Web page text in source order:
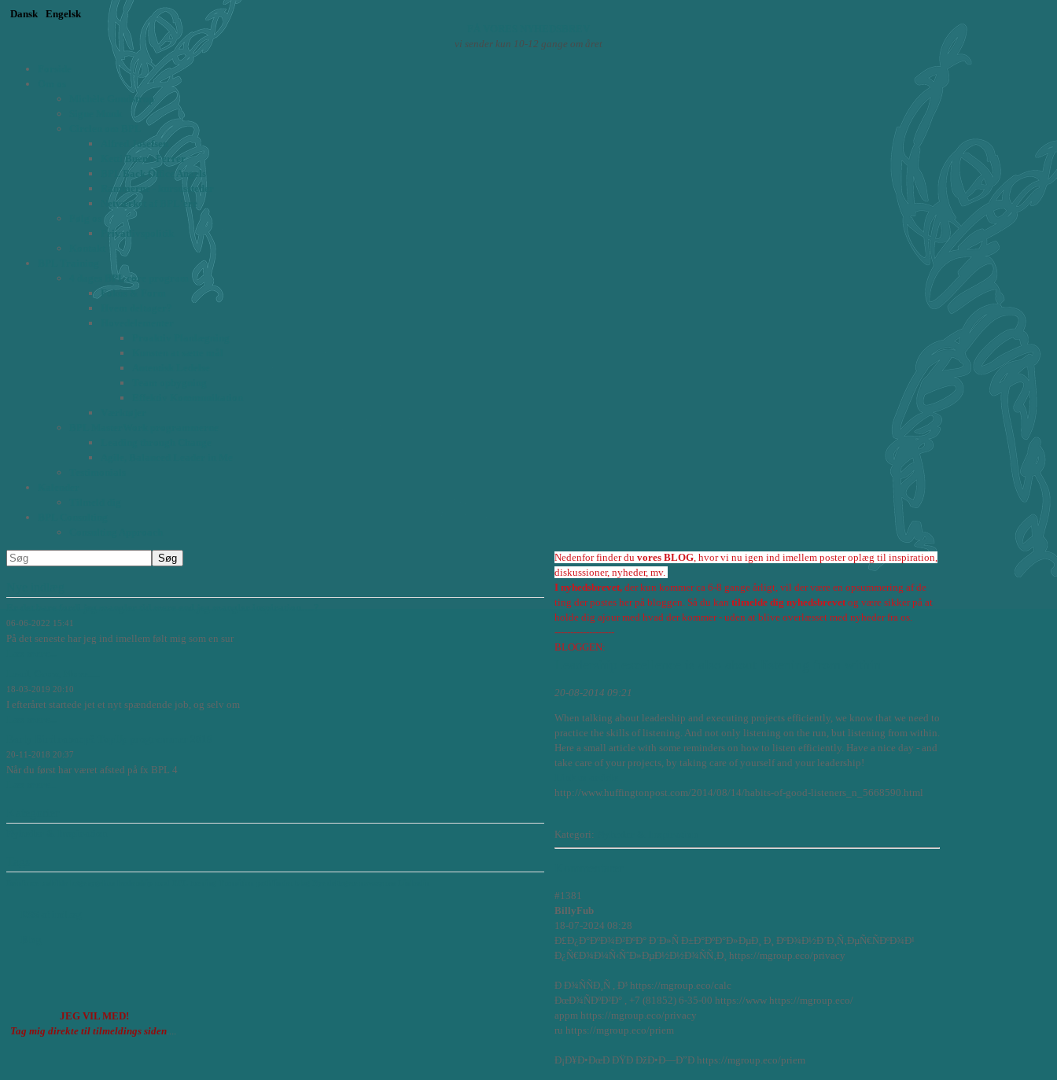
Dansk
Engelsk
vi sender kun 10-12 gange om året
Michèle Gundstrup
Alfred Josefsen
Ketti Bueno Ferrer
BPL Back Office Angels
Rammerne - kursussteder
Netværket af BPL'ere
Privatlivspolitik
4 dages BPL core program
Fokus & Form
06-06-2022 15:41
På det seneste har jeg ind imellem følt mig som en sur
18-03-2019 20:10
I efteråret startede jet et nyt spændende job, og selv om
20-11-2018 20:37
Når du først har været afsted på fx BPL 4
JEG VIL MED!
Tag mig direkte til tilmeldings siden....
Nedenfor finder du vores BLOG, hvor vi nu igen ind imellem poster oplæg til inspiration,
diskussioner, nyheder, mv.
I nyhedsbrevet, der kun kommer ca 6-8 gange årligt, vil der være en opsummering af de
ting der postes her på bloggen. Så du kan tilmelde dig nyhedsbrevetog være sikker på at
holde dig ajour med hvad der kommer - uden at blive overlæsset med nyheder fra os.
-------------------
BLOGGEN:
20-08-2014 09:21
When talking about leadership and executing projects efficiently, we know that we need to
practice the skills of listening. And not only listening on the run, but listening from within.
Here a small article with some reminders on how to listen efficiently. Have a nice day - and
take care of your projects, by taking care of yourself and your leadership!
http://www.huffingtonpost.com/2014/08/14/habits-of-good-listeners_n_5668590.html
Kategori:
#1381
BillyFub
18-07-2024 08:28
Ð£Ð¿Ð°ÐºÐ¾Ð²ÐºÐ° Ð´Ð»Ñ Ð±Ð°ÐºÐ°Ð»ÐµÐ¸ Ð¸ ÐºÐ¾Ð½Ð´Ð¸Ñ‚ÐµÑ€ÑÐºÐ¾Ð¹
Ð¿Ñ€Ð¾Ð¼Ñ‹ÑˆÐ»ÐµÐ½Ð½Ð¾ÑÑ‚Ð¸ https://mgroup.eco/privacy
Ð Ð¾ÑÑÐ¸Ñ , Ð³ https://mgroup.eco/calc
ÐœÐ¾ÑÐºÐ²Ð° , +7 (81852) 6-35-00 https://www https://mgroup.eco/
appm https://mgroup.eco/privacy
ru https://mgroup.eco/priem
Ð¡Ð¥Ð•ÐœÐ ÐŸÐ ÐžÐ•Ð—Ð”Ð https://mgroup.eco/priem